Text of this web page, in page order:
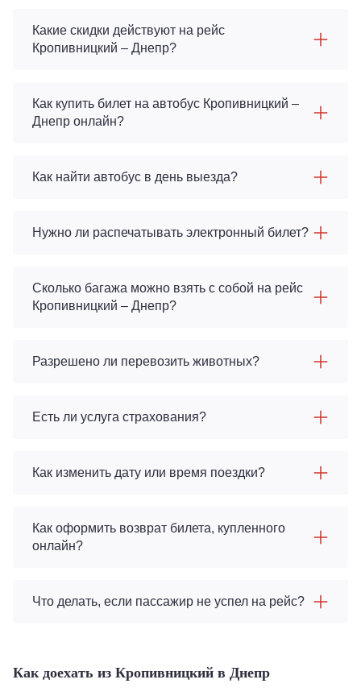
Какие скидки действуют на рейс
Кропивницкий – Днепр?
Как купить билет на автобус Кропивницкий –
Днепр онлайн?
Как найти автобус в день выезда?
Нужно ли распечатывать электронный билет?
Сколько багажа можно взять с собой на рейс
Кропивницкий – Днепр?
Разрешено ли перевозить животных?
Есть ли услуга страхования?
Как изменить дату или время поездки?
Как оформить возврат билета, купленного
онлайн?
Что делать, если пассажир не успел на рейс?
Как доехать из Кропивницкий в Днепр